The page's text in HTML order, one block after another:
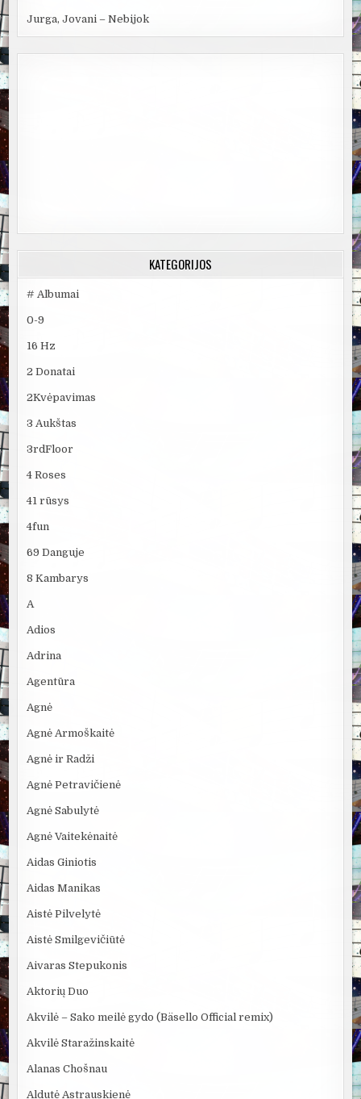
Jurga, Jovani – Nebijok
KATEGORIJOS
# Albumai
0-9
16 Hz
2 Donatai
2Kvėpavimas
3 Aukštas
3rdFloor
4 Roses
41 rūsys
4fun
69 Danguje
8 Kambarys
A
Adios
Adrina
Agentūra
Agnė
Agnė Armoškaitė
Agnė ir Radži
Agnė Petravičienė
Agnė Sabulytė
Agnė Vaitekėnaitė
Aidas Giniotis
Aidas Manikas
Aistė Pilvelytė
Aistė Smilgevičiūtė
Aivaras Stepukonis
Aktorių Duo
Akvilė – Sako meilė gydo (Bäsello Official remix)
Akvilė Staražinskaitė
Alanas Chošnau
Aldutė Astrauskienė